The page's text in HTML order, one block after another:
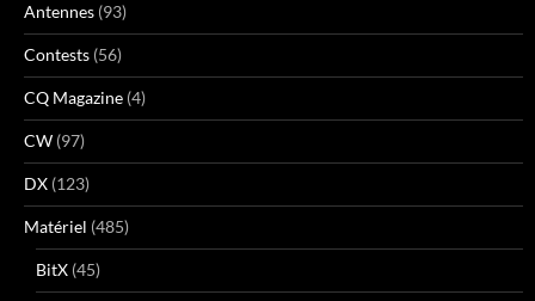
Antennes (93)
Contests (56)
CQ Magazine (4)
CW (97)
DX (123)
Matériel (485)
BitX (45)